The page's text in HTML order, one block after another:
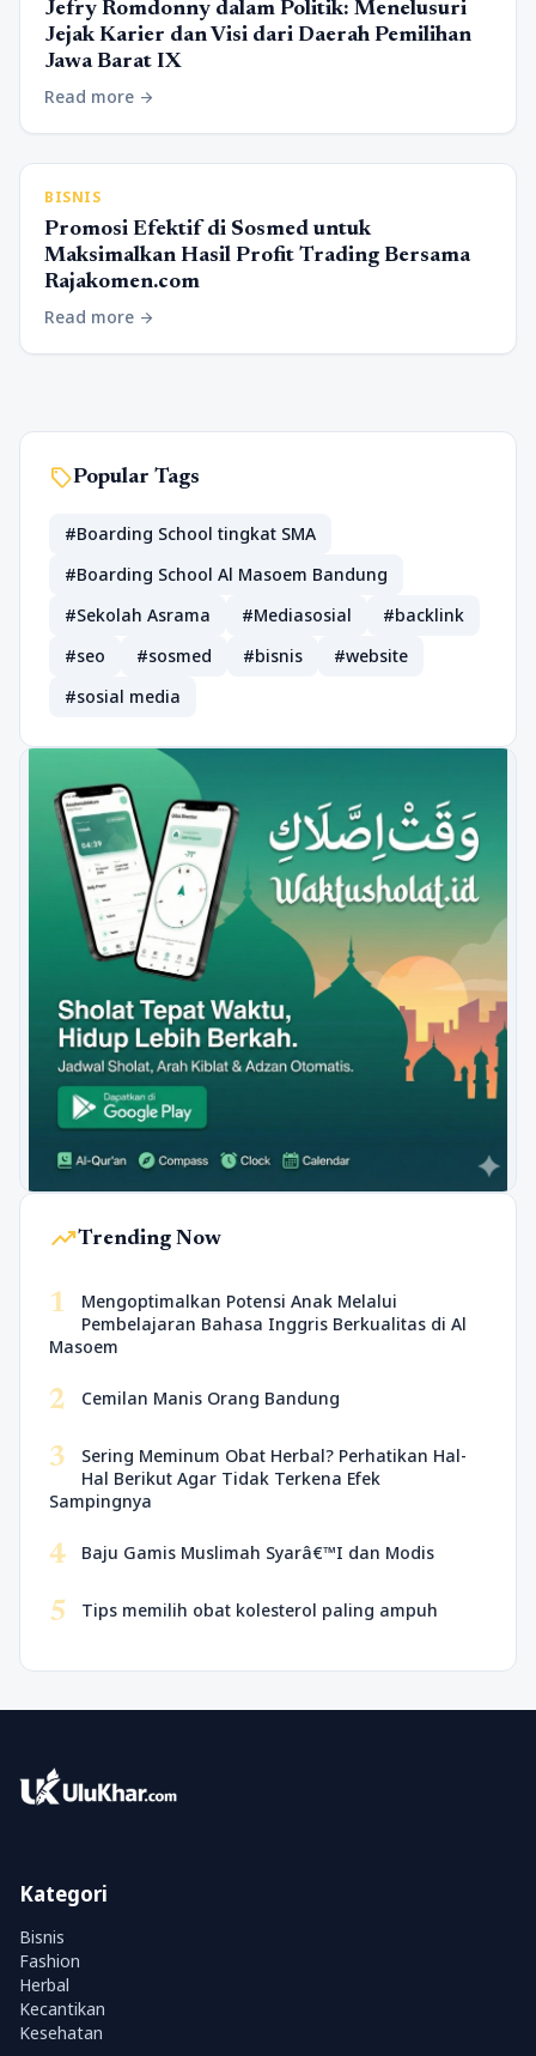
Jefry Romdonny dalam Politik: Menelusuri
Jejak Karier dan Visi dari Daerah Pemilihan
Jawa Barat IX
Read more arrow_forward
BISNIS
Promosi Efektif di Sosmed untuk
Maksimalkan Hasil Profit Trading Bersama
Rajakomen.com
Read more arrow_forward
sellPopular Tags
#Boarding School tingkat SMA
#Boarding School Al Masoem Bandung
#Sekolah Asrama
#Mediasosial
#backlink
#seo
#sosmed #bisnis
#website
#sosial media
trending_upTrending Now
1
Mengoptimalkan Potensi Anak Melalui
Pembelajaran Bahasa Inggris Berkualitas di Al
Masoem
2 Cemilan Manis Orang Bandung
3
Sering Meminum Obat Herbal? Perhatikan Hal-
Hal Berikut Agar Tidak Terkena Efek
Sampingnya
4 Baju Gamis Muslimah Syarâ€™I dan Modis
5 Tips memilih obat kolesterol paling ampuh
Kategori
Bisnis
Fashion
Herbal
Kecantikan
Kesehatan